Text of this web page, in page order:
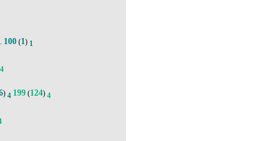
100(1) 1
4
) 4 199 (124) 4